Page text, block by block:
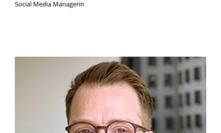
Social Media Managerin